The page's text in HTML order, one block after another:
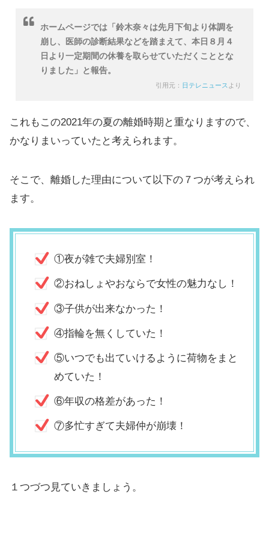
ホームページでは「鈴木奈々は先月下旬より体調を
崩し、医師の診断結果などを踏まえて、本日８月４
日より一定期間の休養を取らせていただくこととな
りました」と報告。
引用元： 日テレニュース より
これもこの2021年の夏の離婚時期と重なりますので、
かなりまいっていたと考えられます。
そこで、離婚した理由について以下の７つが考えられ
ます。
①夜が雑で夫婦別室！
②おねしょやおならで女性の魅力なし！
③子供が出来なかった！
④指輪を無くしていた！
⑤いつでも出ていけるように荷物をまと
めていた！
⑥年収の格差があった！
⑦多忙すぎて夫婦仲が崩壊！
１つづつ見ていきましょう。